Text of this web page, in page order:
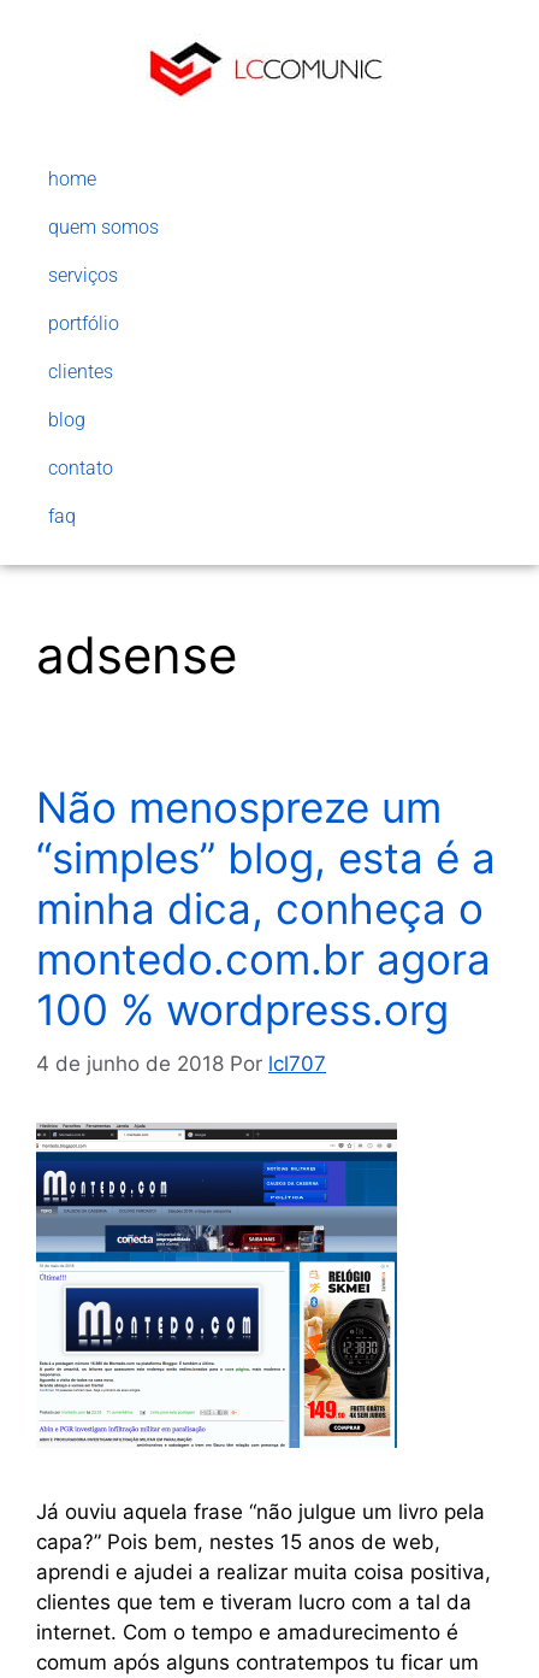
home
quem somos
serviços
portfólio
clientes
blog
contato
faq
adsense
Não menospreze um
“simples” blog, esta é a
minha dica, conheça o
montedo.com.br agora
100 % wordpress.org
4 de junho de 2018 Por lcl707
Já ouviu aquela frase “não julgue um livro pela
capa?” Pois bem, nestes 15 anos de web,
aprendi e ajudei a realizar muita coisa positiva,
clientes que tem e tiveram lucro com a tal da
internet. Com o tempo e amadurecimento é
comum após alguns contratempos tu ficar um